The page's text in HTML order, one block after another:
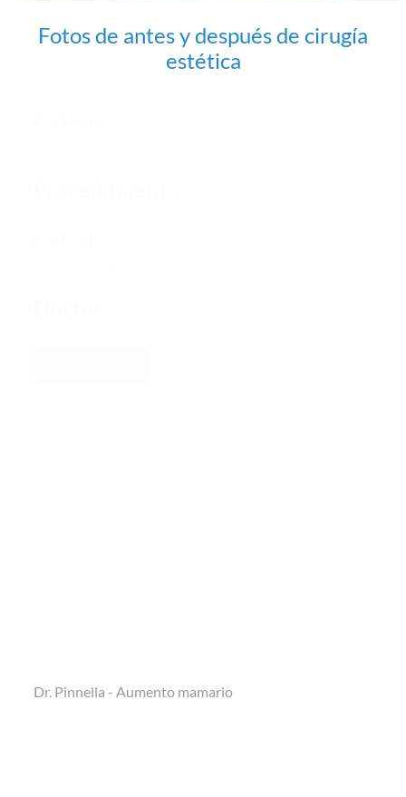
Fotos de antes y después de cirugía
estética
Dr. Pinnella - Aumento mamario